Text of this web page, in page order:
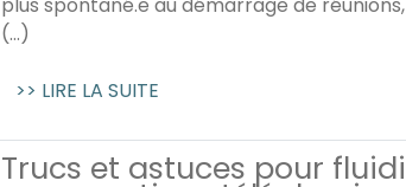
plus spontané.e au démarrage de
(...)
>> LIRE LA SUITE
Trucs et astuces pour